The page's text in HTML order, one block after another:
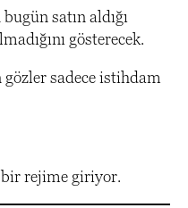
satın aldığı
gösterecek.
gözler sadece istihdam
rejime giriyor.